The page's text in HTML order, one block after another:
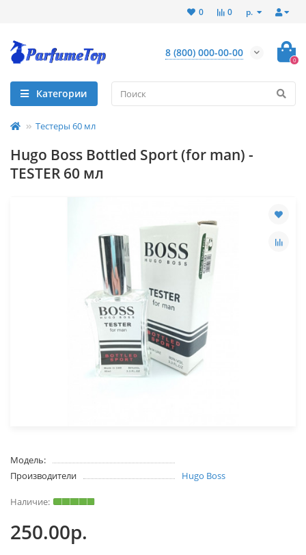
р.
0
0
8 (800) 000-00-00
0
Категории
Тестеры 60 мл
Hugo Boss Bottled Sport (for man) -
TESTER 60 мл
Модель:
Производители
Hugo Boss
250.00р.